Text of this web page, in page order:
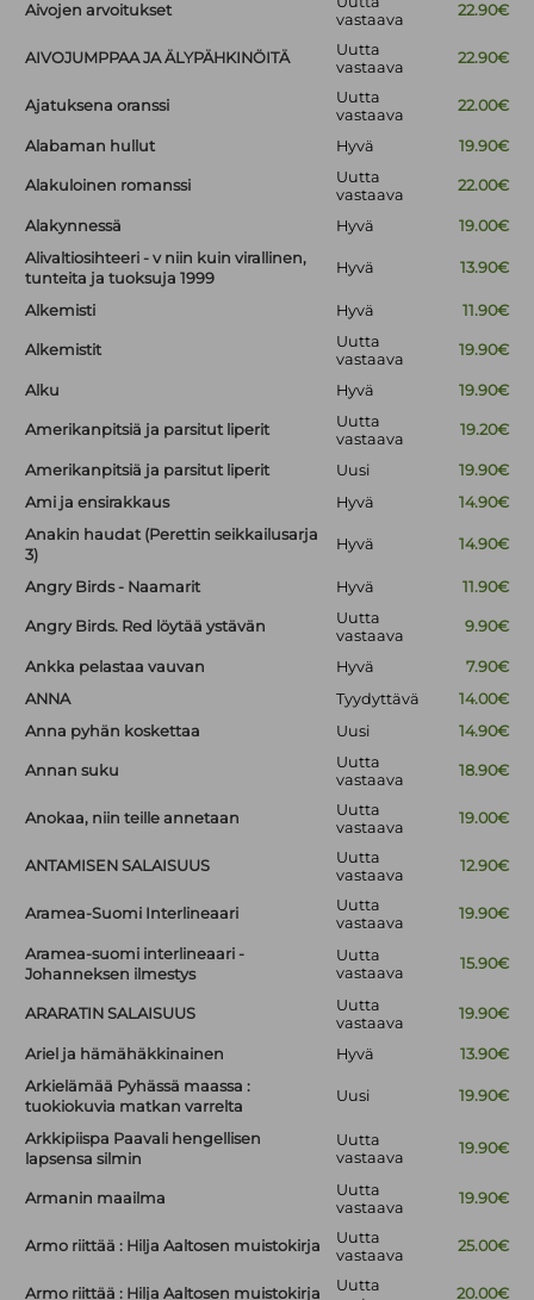
Aivojen arvoitukset
vastaava
22.90€
AIVOJUMPPAA JA ÄLYPÄHKINÖITÄ
Uutta
vastaava
22.90€
Ajatuksena oranssi
Uutta
vastaava
22.00€
Alabaman hullut Hyvä 19.90€
Alakuloinen romanssi
Uutta
vastaava
22.00€
Alakynnessä Hyvä
19.00€
Alivaltiosihteeri - v niin kuin virallinen,
tunteita ja tuoksuja 1999
Hyvä 13.90€
Alkemisti Hyvä 11.90€
Alkemistit
Uutta
vastaava
19.90€
Alku Hyvä 19.90€
Amerikanpitsiä ja parsitut liperit
Uutta
vastaava
19.20€
Amerikanpitsiä ja parsitut liperit Uusi
19.90€
Ami ja ensirakkaus
Hyvä
14.90€
Anakin haudat (Perettin seikkailusarja
3)
Hyvä 14.90€
Angry Birds - Naamarit Hyvä 11.90€
Angry Birds. Red löytää ystävän
Uutta
vastaava
9.90€
Ankka pelastaa vauvan Hyvä
7.90€
ANNA
Tyydyttävä
14.00€
Anna pyhän koskettaa
Uusi 14.90€
Annan suku
Uutta
vastaava
18.90€
Anokaa, niin teille annetaan
Uutta
vastaava
19.00€
ANTAMISEN SALAISUUS
Uutta
vastaava
12.90€
Aramea-Suomi Interlineaari
Uutta
vastaava
19.90€
Aramea-suomi interlineaari -
Johanneksen ilmestys
Uutta
vastaava
15.90€
ARARATIN SALAISUUS
Uutta
vastaava
19.90€
Ariel ja hämähäkkinainen Hyvä
13.90€
Arkielämää Pyhässä maassa :
tuokiokuvia matkan varrelta
Uusi 19.90€
Arkkipiispa Paavali hengellisen
lapsensa silmin
Uutta
vastaava
19.90€
Armanin maailma
Uutta
vastaava
19.90€
Armo riittää : Hilja Aaltosen muistokirja
Uutta
vastaava
25.00€
Armo riittää : Hilja Aaltosen muistokirja
Uutta
20.00€